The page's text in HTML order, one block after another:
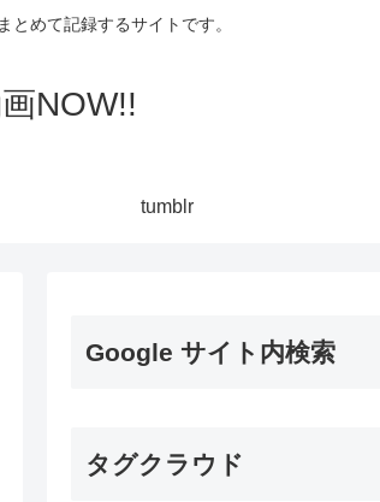
めて記録するサイトです。
NOW!!
tumblr
Google サイト内検索
タグクラウド